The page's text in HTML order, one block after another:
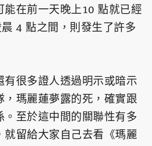
能在前一天晚上10 點就已經
4 點之間，則發生了許多
有很多證人透過明示或暗示
，瑪麗蓮夢露的死，確實跟
至於這中間的關聯性有多
就留給大家自己去看《瑪麗